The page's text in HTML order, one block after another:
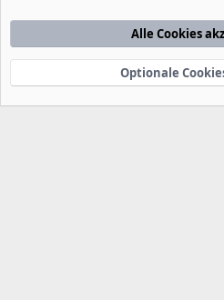
Nutzungsbedingungen
Startseite
e
Community platform by XenForo® © 2010-
xenDach©2010-2014
Alle Cookies
Optionale